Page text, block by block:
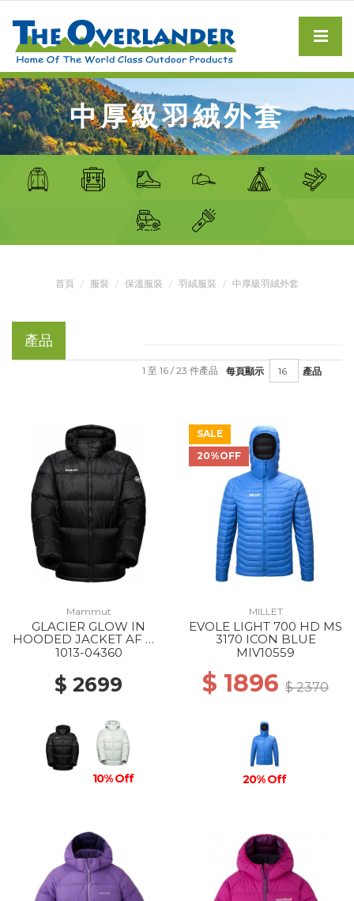
中厚級羽絨外套
首頁 服裝 保溫服裝 羽絨服裝 中厚級羽絨外套
產品
每頁顯示 產品
1 至 16 / 23 件產品
Mammut
GLACIER GLOW IN
HOODED JACKET AF MS
0001 BLACK
1013-04360
$ 2699
10% Off
SALE
20%OFF
MILLET
EVOLE LIGHT 700 HD MS
3170 ICON BLUE
MIV10559
$ 1896 $ 2370
20% Off